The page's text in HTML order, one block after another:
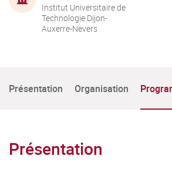
Institut Universitaire de
Technologie Dijon-
Auxerre-Nevers
Présentation Organisation
Présentation